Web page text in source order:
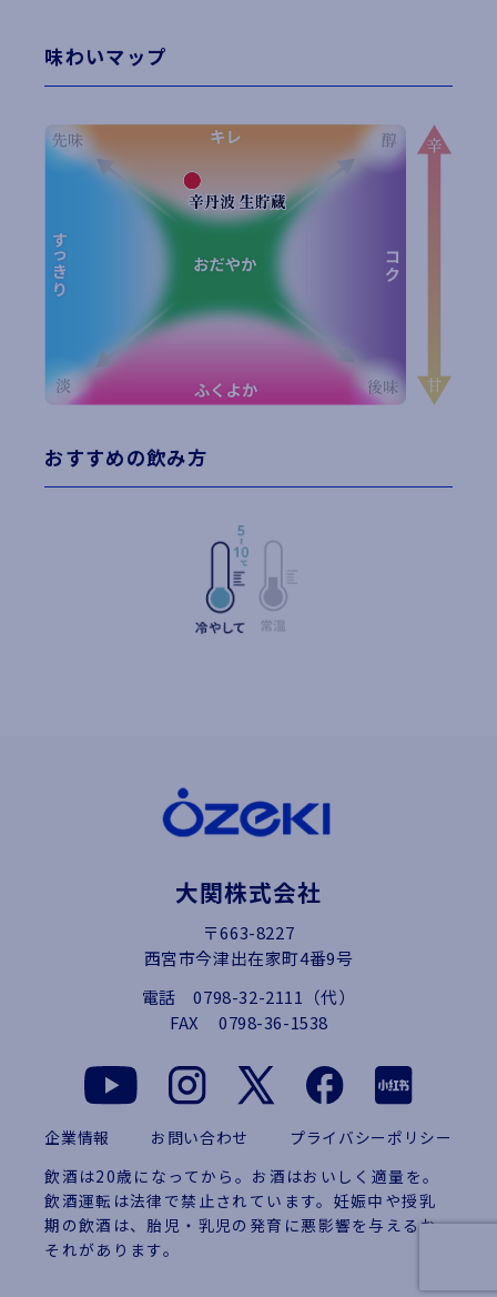
味わいマップ
おすすめの飲み方
大関株式会社
〒663-8227
西宮市今津出在家町4番9号
電話0798-32-2111（代）
FAX 0798-36-1538
飲酒は20歳になってから。お酒はおいしく適量を。
飲酒運転は法律で禁止されています。妊娠中や授乳
期の飲酒は、胎児・乳児の発育に悪影響を与えるお
それがあります。
企業情報 お問い合わせ プライバシーポリシー